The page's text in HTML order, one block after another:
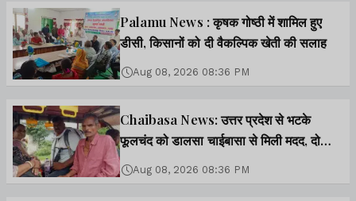
Palamu News : कृषक गोष्ठी में शामिल हुए
डीसी, किसानों को दी वैकल्पिक खेती की सलाह
Aug 08, 2026 08:36 PM
Chaibasa News: उत्तर प्रदेश से भटके
फूलचंद को डालसा चाईबासा से मिली मदद, दो
भाइयों का हुआ मिलन
Aug 08, 2026 08:36 PM